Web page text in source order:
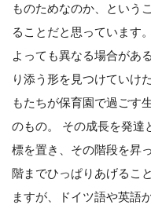
ものためなのか、という
ることだと思っています
よっても異なる場合があ
り添う形を見つけていけ
もたちが保育園で過ごす
のもの。 その成長を発達
標を置き、その階段を昇
階までひっぱりあげるこ
ますが、ドイツ語や英語